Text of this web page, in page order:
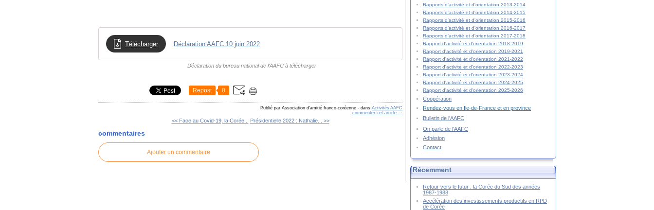
Télécharger Déclaration AAFC 10 juin 2022
Déclaration du bureau national de l'AAFC à télécharger
Repost 0
Publié par Association d'amitié franco-coréenne - dans Activités AAFC
commenter cet article …
<< Face au Covid-19, la Corée... Présidentielle 2022 : Nathalie... >>
commentaires
Ajouter un commentaire
Rapports d'activité et d'orientation 2013-2014
Rapports d'activité et d'orientation 2014-2015
Rapports d'activité et d'orientation 2015-2016
Rapports d'activité et d'orientation 2016-2017
Rapports d'activité et d'orientation 2017-2018
Rapport d'activité et d'orientation 2018-2019
Rapport d'activité et d'orientation 2019-2021
Rapport d'activité et d'orientation 2021-2022
Rapport d'activité et d'orientation 2022-2023
Rapport d'activité et d'orientation 2023-2024
Rapport d'activité et d'orientation 2024-2025
Rapport d'activité et d'orientation 2025-2026
Coopération
Rendez-vous en Ile-de-France et en province
Bulletin de l'AAFC
On parle de l'AAFC
Adhésion
Contact
Récemment
Retour vers le futur : la Corée du Sud des années
1987-1988
Accélération des investissements productifs en RPD
de Corée